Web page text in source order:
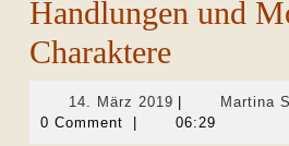
Handlungen und
Charaktere
14. März 2019 14.
März
Martina
0 Comment
06:29